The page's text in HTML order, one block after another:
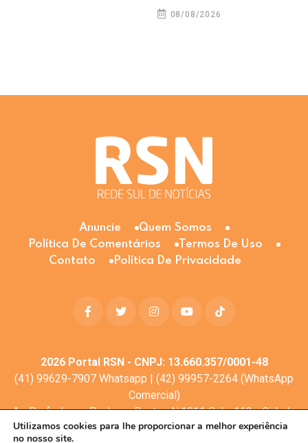
08/08/2026
Anuncie
Quem Somos
Política De Comentários
Termos De Uso
Contato
Política De Privacidade
2026Portal RSN - CNPJ: 13.660.357/0001-48
(41) 99629-7907 Whatsapp | (42) 99957-2264 (WhatsApp
Comercial)
Av. Profa. Laura Pacheco Bastos N:1011 Sala: 112 - Cidade
dos Lagos, Guarapuava - PR, 85053-525
Utilizamos cookies para lhe proporcionar a melhor experiência
no nosso site.